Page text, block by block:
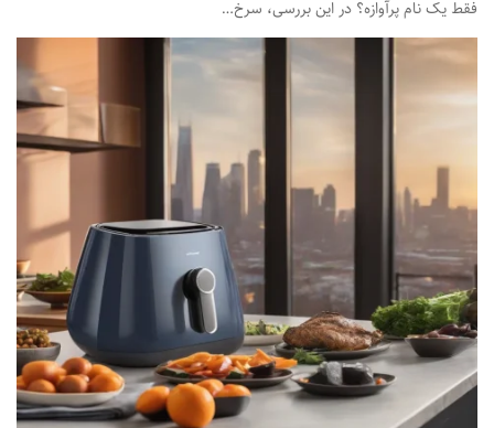
فقط یک نام پرآوازه؟ در این بررسی، سرخ…